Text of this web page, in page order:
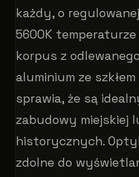
każdy, o
5600K temperaturze
korpus z
aluminium ze
sprawia, że ​​są
zabudowy miejskiej
historycznych.
zdolne do